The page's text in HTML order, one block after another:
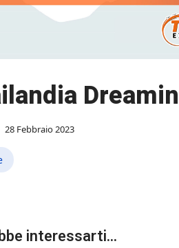
28 Febbraio 2023
interessarti...